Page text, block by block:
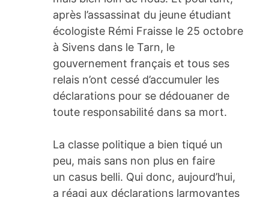
après l’assassinat du jeune étudiant
écologiste Rémi Fraisse le 25 octobre
à Sivens dans le Tarn, le
gouvernement français et tous ses
relais n’ont cessé d’accumuler les
déclarations pour se dédouaner de
toute responsabilité dans sa mort.
La classe politique a bien tiqué un
peu, mais sans non plus en faire
un casus belli. Qui donc, aujourd’hui,
a réagi aux déclarations larmoyantes